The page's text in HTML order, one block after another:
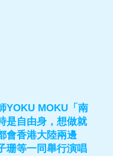
YOKU MOKU「南
是自由身，想做就
會香港大陸兩邊
珊等一同舉行演唱